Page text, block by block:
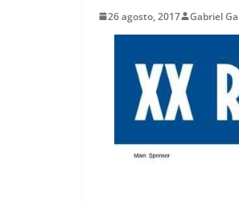
26 agosto, 2017 Gabriel